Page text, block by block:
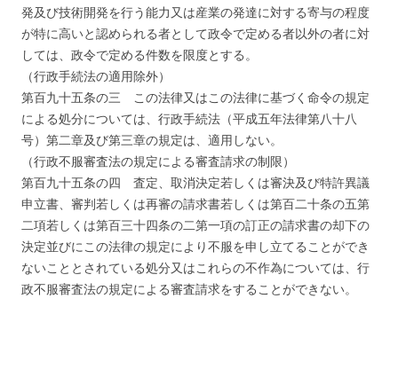
発及び技術開発を行う能力又は産業の発達に対する寄与の程度
が特に高いと認められる者として政令で定める者以外の者に対
しては、政令で定める件数を限度とする。
（行政手続法の適用除外）
第百九十五条の三 この法律又はこの法律に基づく命令の規定
による処分については、行政手続法（平成五年法律第八十八
号）第二章及び第三章の規定は、適用しない。
（行政不服審査法の規定による審査請求の制限）
第百九十五条の四 査定、取消決定若しくは審決及び特許異議
申立書、審判若しくは再審の請求書若しくは第百二十条の五第
二項若しくは第百三十四条の二第一項の訂正の請求書の却下の
決定並びにこの法律の規定により不服を申し立てることができ
ないこととされている処分又はこれらの不作為については、行
政不服審査法の規定による審査請求をすることができない。